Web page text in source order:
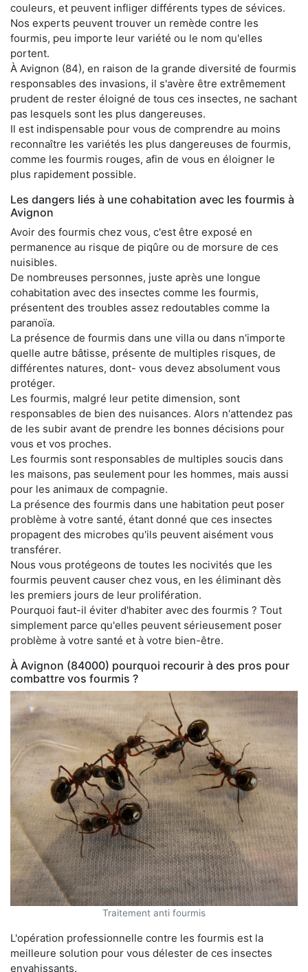
couleurs, et peuvent infliger différents types de sévices.
Nos experts peuvent trouver un remède contre les
fourmis, peu importe leur variété ou le nom qu'elles
portent.
À Avignon (84), en raison de la grande diversité de fourmis
responsables des invasions, il s'avère être extrêmement
prudent de rester éloigné de tous ces insectes, ne sachant
pas lesquels sont les plus dangereuses.
Il est indispensable pour vous de comprendre au moins
reconnaître les variétés les plus dangereuses de fourmis,
comme les fourmis rouges, afin de vous en éloigner le
plus rapidement possible.
Les dangers liés à une cohabitation avec les fourmis à
Avignon
Avoir des fourmis chez vous, c'est être exposé en
permanence au risque de piqûre ou de morsure de ces
nuisibles.
De nombreuses personnes, juste après une longue
cohabitation avec des insectes comme les fourmis,
présentent des troubles assez redoutables comme la
paranoïa.
La présence de fourmis dans une villa ou dans n'importe
quelle autre bâtisse, présente de multiples risques, de
différentes natures, dont- vous devez absolument vous
protéger.
Les fourmis, malgré leur petite dimension, sont
responsables de bien des nuisances. Alors n'attendez pas
de les subir avant de prendre les bonnes décisions pour
vous et vos proches.
Les fourmis sont responsables de multiples soucis dans
les maisons, pas seulement pour les hommes, mais aussi
pour les animaux de compagnie.
La présence des fourmis dans une habitation peut poser
problème à votre santé, étant donné que ces insectes
propagent des microbes qu'ils peuvent aisément vous
transférer.
Nous vous protégeons de toutes les nocivités que les
fourmis peuvent causer chez vous, en les éliminant dès
les premiers jours de leur prolifération.
Pourquoi faut-il éviter d'habiter avec des fourmis ? Tout
simplement parce qu'elles peuvent sérieusement poser
problème à votre santé et à votre bien-être.
À Avignon (84000) pourquoi recourir à des pros pour
combattre vos fourmis ?
Traitement anti fourmis
L'opération professionnelle contre les fourmis est la
meilleure solution pour vous délester de ces insectes
envahissants.